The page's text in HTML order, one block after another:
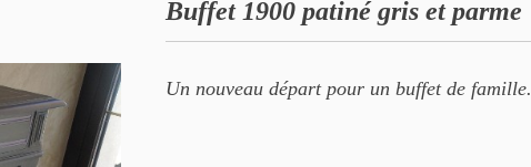
Buffet 1900 patiné gris et parme
Un nouveau départ pour un buffet de famille.